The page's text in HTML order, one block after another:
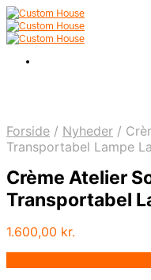
Forside / Nyheder /
Transportabel Lampe
Crème Atelier
Transportabel
1.600,00 kr.